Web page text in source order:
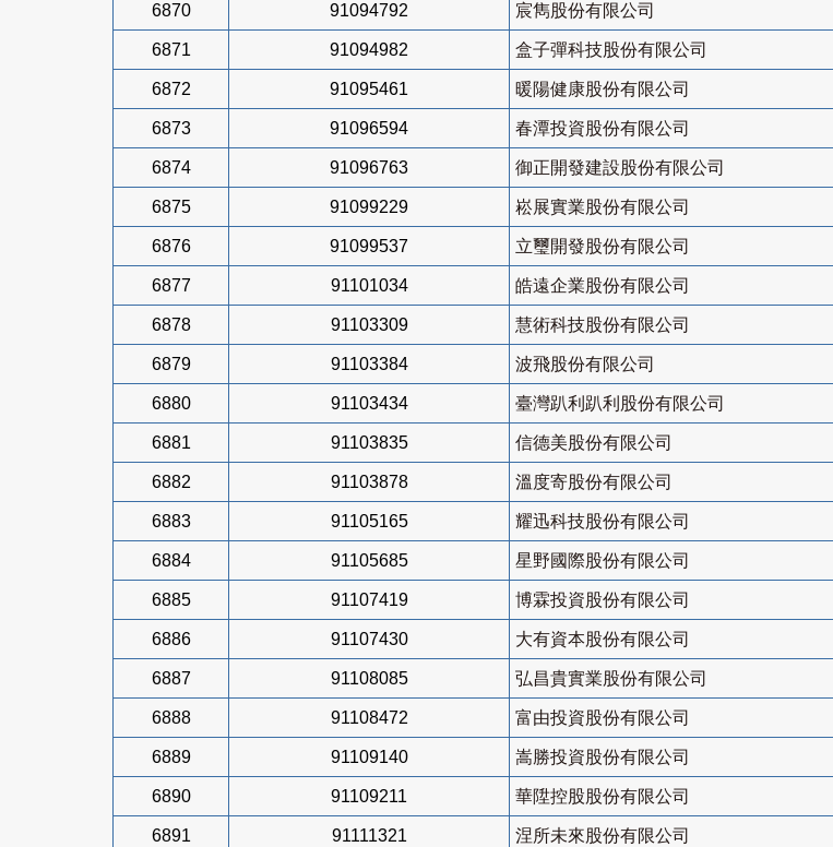
6870 91094792 宸雋股份有限公司
6871 91094982 盒子彈科技股份有限公司
6872 91095461 暖陽健康股份有限公司
6873 91096594 春潭投資股份有限公司
6874 91096763 御正開發建設股份有限公司
6875 91099229 崧展實業股份有限公司
6876 91099537 立璽開發股份有限公司
6877 91101034 皓遠企業股份有限公司
6878 91103309 慧術科技股份有限公司
6879 91103384 波飛股份有限公司
6880 91103434 臺灣趴利趴利股份有限公司
6881 91103835 信德美股份有限公司
6882 91103878 溫度寄股份有限公司
6883 91105165 耀迅科技股份有限公司
6884 91105685 星野國際股份有限公司
6885 91107419 博霖投資股份有限公司
6886 91107430 大有資本股份有限公司
6887 91108085 弘昌貴實業股份有限公司
6888 91108472 富由投資股份有限公司
6889 91109140 嵩勝投資股份有限公司
6890 91109211 華陞控股股份有限公司
6891 91111321 涅所未來股份有限公司